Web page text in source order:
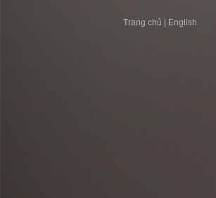
Trang chủ English